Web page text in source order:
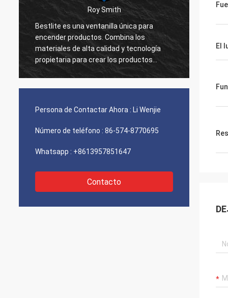
Roy Smith
Bestlite es una ventanilla única para
encender productos. Combina los
materiales de alta calidad y tecnología
propietaria para crear los productos
ligeros más brillantes en el mercado.
confiado nosotros continuaré siendo
de
su
Persona de Contactar Ahora : Li Wenjie
Número de teléfono : 86-574-8770695
Whatsapp : +8613957851647
Contacto
El